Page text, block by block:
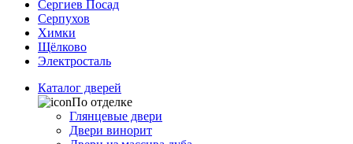
Сергиев Посад
Серпухов
Химки
Щёлково
Электросталь
Каталог дверей
По отделке
Глянцевые двери
Двери винорит